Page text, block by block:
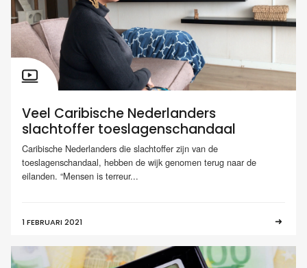
Veel Caribische Nederlanders
slachtoffer toeslagenschandaal
Caribische Nederlanders die slachtoffer zijn van de
toeslagenschandaal, hebben de wijk genomen terug naar de
eilanden. “Mensen is terreur...
1 FEBRUARI 2021